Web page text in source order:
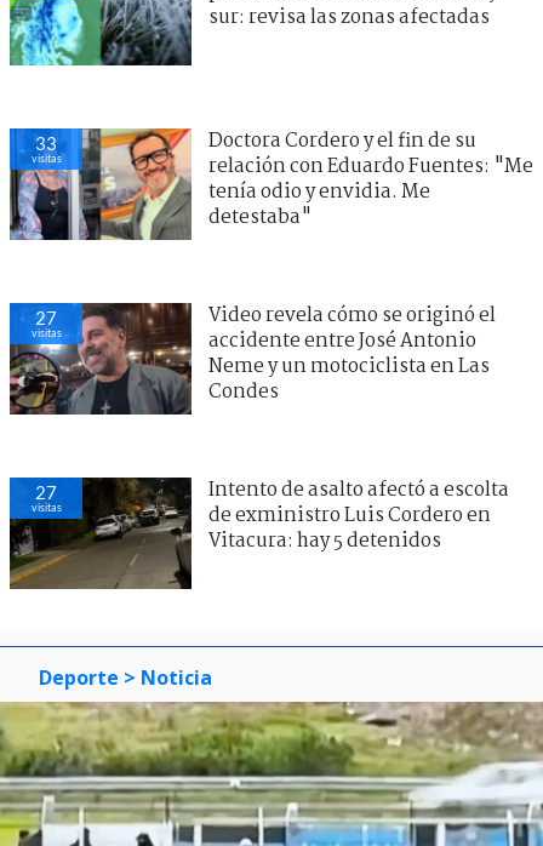
sur: revisa las zonas afectadas
33
visitas
Doctora Cordero y el fin de su
relación con Eduardo Fuentes: "Me
tenía odio y envidia. Me
detestaba"
27
visitas
Video revela cómo se originó el
accidente entre José Antonio
Neme y un motociclista en Las
Condes
27
visitas
Intento de asalto afectó a escolta
de exministro Luis Cordero en
Vitacura: hay 5 detenidos
Deporte > Noticia